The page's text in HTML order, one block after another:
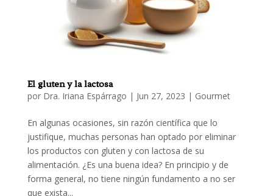
El gluten y la lactosa
por Dra. Iriana Espárrago | Jun 27, 2023 | Gourmet
En algunas ocasiones, sin razón científica que lo
justifique, muchas personas han optado por eliminar
los productos con gluten y con lactosa de su
alimentación. ¿Es una buena idea? En principio y de
forma general, no tiene ningún fundamento a no ser
que exista...